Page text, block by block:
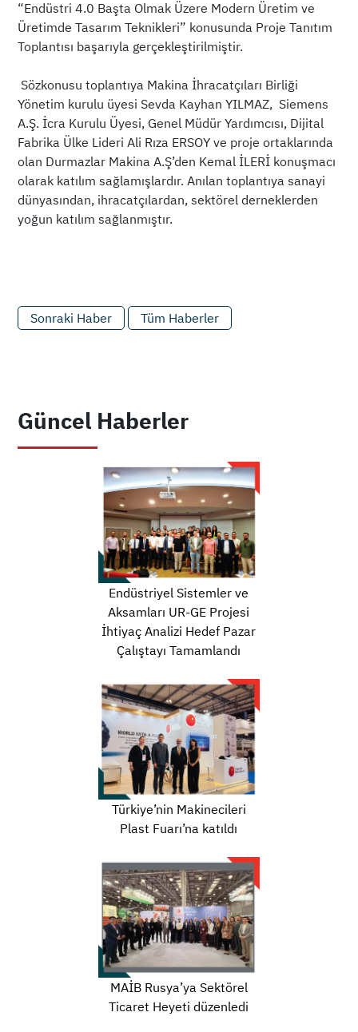
“Endüstri 4.0 Başta Olmak Üzere Modern Üretim ve
Üretimde Tasarım Teknikleri” konusunda Proje Tanıtım
Toplantısı başarıyla gerçekleştirilmiştir.
Sözkonusu toplantıya Makina İhracatçıları Birliği
Yönetim kurulu üyesi Sevda Kayhan YILMAZ, Siemens
A.Ş. İcra Kurulu Üyesi, Genel Müdür Yardımcısı, Dijital
Fabrika Ülke Lideri Ali Rıza ERSOY ve proje ortaklarında
olan Durmazlar Makina A.Ş’den Kemal İLERİ konuşmacı
olarak katılım sağlamışlardır. Anılan toplantıya sanayi
dünyasından, ihracatçılardan, sektörel derneklerden
yoğun katılım sağlanmıştır.
Sonraki Haber Tüm Haberler
Güncel Haberler
Endüstriyel Sistemler ve
Aksamları UR-GE Projesi
İhtiyaç Analizi Hedef Pazar
Çalıştayı Tamamlandı
Türkiye’nin Makinecileri
Plast Fuarı’na katıldı
MAİB Rusya’ya Sektörel
Ticaret Heyeti düzenledi